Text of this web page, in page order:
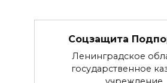
Соцзащита
Ленинградское
государственное